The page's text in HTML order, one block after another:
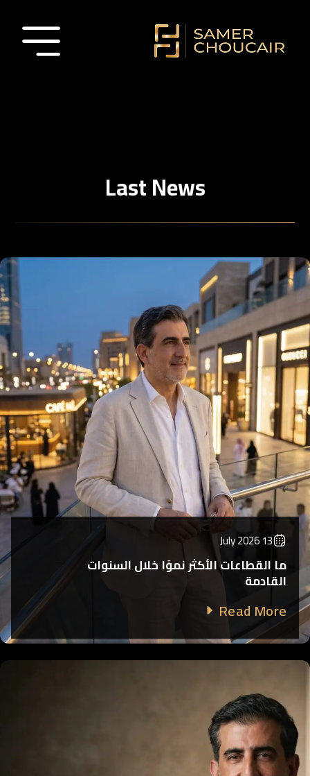
Last News
13 July 2026
ما القطاعات الأكثر نموًا خلال السنوات
القادمة
Read More